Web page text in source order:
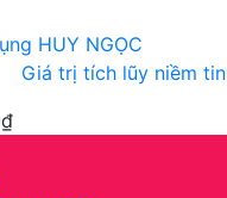
HUY NGỌC
Giá trị tích lũy niềm tin
₫